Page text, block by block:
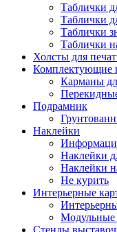
Таблички
Таблички
Таблички
Таблички
Холсты для
Комплектующие
Карманы
Подрамник
Наклейки
Наклейки
Наклейки
Не курить
Интерьерные
Модульные
Стенды